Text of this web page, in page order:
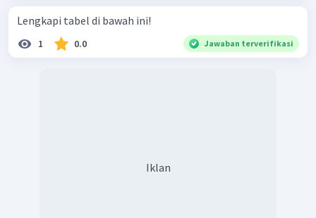
Lengkapi tabel di bawah ini!
1 0.0 Jawaban terverifikasi
Iklan